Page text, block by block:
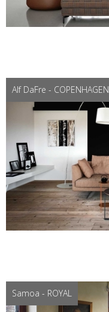
Alf DaFre - COPENHAGEN
Samoa - ROYAL